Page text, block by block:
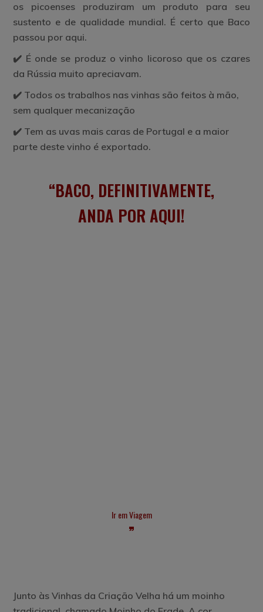
os picoenses produziram um produto para seu
sustento e de qualidade mundial. É certo que Baco
passou por aqui.
✔️ É onde se produz o vinho licoroso que os czares
da Rússia muito apreciavam.
✔️ Todos os trabalhos nas vinhas são feitos à mão,
sem qualquer mecanização
✔️ Tem as uvas mais caras de Portugal e a maior
parte deste vinho é exportado.
BACO, DEFINITIVAMENTE,
ANDA POR AQUI!
Ir em Viagem
Junto às Vinhas da Criação Velha há um moinho